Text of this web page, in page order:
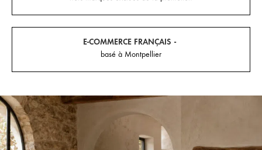
E-COMMERCE FRANÇAIS
basé à Montpellier